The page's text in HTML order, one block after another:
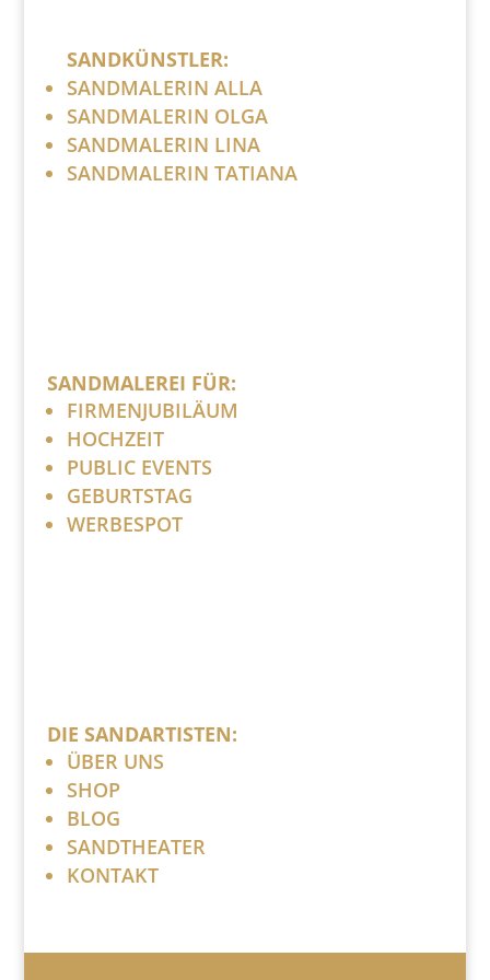
SANDKÜNSTLER:
SANDMALERIN ALLA
SANDMALERIN OLGA
SANDMALERIN LINA
SANDMALERIN TATIANA
SANDMALEREI FÜR:
FIRMENJUBILÄUM
HOCHZEIT
PUBLIC EVENTS
GEBURTSTAG
WERBESPOT
DIE SANDARTISTEN:
ÜBER UNS
SHOP
BLOG
SANDTHEATER
KONTAKT